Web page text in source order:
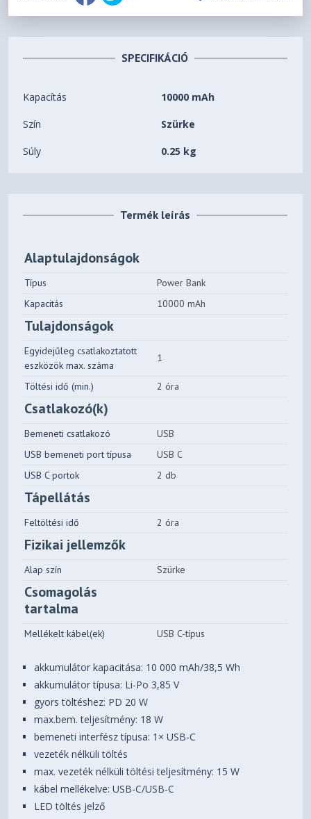
SPECIFIKÁCIÓ
Kapacítás 10000 mAh
Szín Szürke
Súly 0.25 kg
Termék leírás
Alaptulajdonságok
Típus
Power Bank
Kapacitás
10000 mAh
Tulajdonságok
Egyidejűleg csatlakoztatott
eszközök max. száma
1
Töltési idő (min.) 2 óra
Csatlakozó(k)
Bemeneti csatlakozó
USB
USB bemeneti port típusa
USB C
USB C portok
2 db
Tápellátás
Feltöltési idő 2 óra
Fizikai jellemzők
Alap szín Szürke
Csomagolás
tartalma
Mellékelt kábel(ek) USB C-típus
akkumulátor kapacitása: 10 000 mAh/38,5 Wh
akkumulátor típusa: Li-Po 3,85 V
gyors töltéshez: PD 20 W
max.bem. teljesítmény: 18 W
bemeneti interfész típusa: 1× USB-C
vezeték nélküli töltés
max. vezeték nélküli töltési teljesítmény: 15 W
kábel mellékelve: USB-C/USB-C
LED töltés jelző